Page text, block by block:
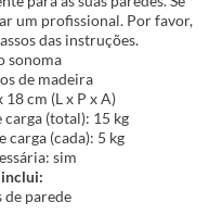
um profissional. Por favor,
das instruções.
sonoma
de madeira
cm (L x P x A)
carga (total): 15 kg
carga (cada): 5 kg
sim
de parede